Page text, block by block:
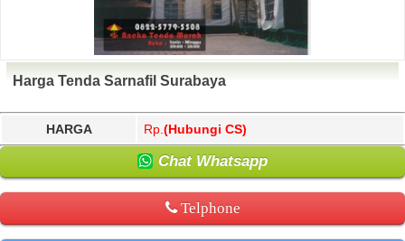
Harga Tenda Sarnafil Surabaya
HARGA Rp. (Hubungi CS)
Chat Whatsapp
Telphone